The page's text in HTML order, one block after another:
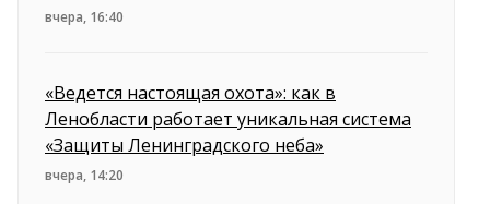
вчера, 16:40
«Ведется настоящая охота»: как в
Ленобласти работает уникальная система
«Защиты Ленинградского неба»
вчера, 14:20